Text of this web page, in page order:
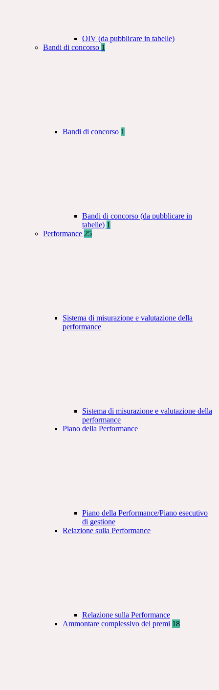
OIV (da pubblicare in tabelle)
Bandi di concorso 1
Bandi di concorso 1
Bandi di concorso (da pubblicare in
tabelle) 1
Performance 25
Sistema di misurazione e valutazione della
performance
Sistema di misurazione e valutazione della
performance
Piano della Performance
Piano della Performance/Piano esecutivo
di gestione
Relazione sulla Performance
Relazione sulla Performance
Ammontare complessivo dei premi 18